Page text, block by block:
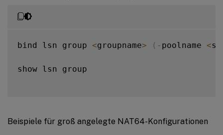
bind lsn group <groupname> ( - poolname <
show lsn group
Beispiele für groß angelegte NAT64-Konfigurationen